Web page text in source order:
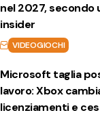
nel 2027, secondo
insider
VIDEOGIOCHI
Microsoft taglia
lavoro: Xbox
licenziamenti e